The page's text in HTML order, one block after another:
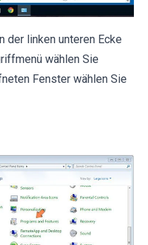
der linken unteren Ecke
wählen Sie
Fenster wählen Sie